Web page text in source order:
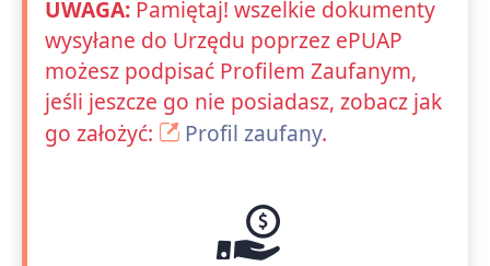
UWAGA: Pamiętaj! wszelkie dokumenty
wysyłane do Urzędu poprzez ePUAP
możesz podpisać Profilem Zaufanym,
jeśli jeszcze go nie posiadasz, zobacz jak
go założyć:
Profil zaufany.